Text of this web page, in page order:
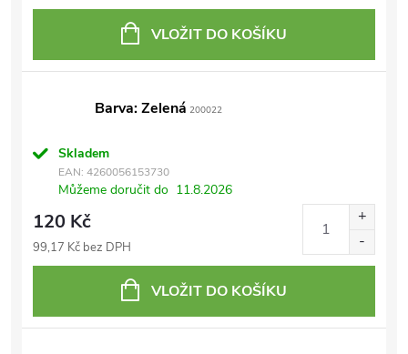
VLOŽIT DO KOŠÍKU
Barva: Zelená 200022
Skladem
EAN: 4260056153730
Můžeme doručit do 11.8.2026
120 Kč
99,17 Kč bez DPH
VLOŽIT DO KOŠÍKU